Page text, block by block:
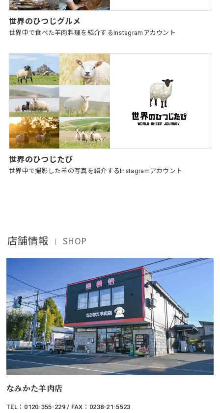
世界のひつじグルメ
世界中で食べた羊肉料理を紹介するInstagramアカウント
世界のひつじたび
世界中で撮影した羊の写真を紹介するInstagramアカウント
店舗情報 ｜ SHOP
なみかた羊肉店
TEL：0120-355-229 / FAX：0238-21-5523